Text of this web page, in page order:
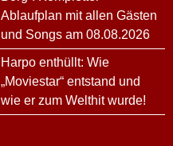
Ablaufplan mit allen Gästen
und Songs am 08.08.2026
Harpo enthüllt: Wie
„Moviestar“ entstand und
wie er zum Welthit wurde!